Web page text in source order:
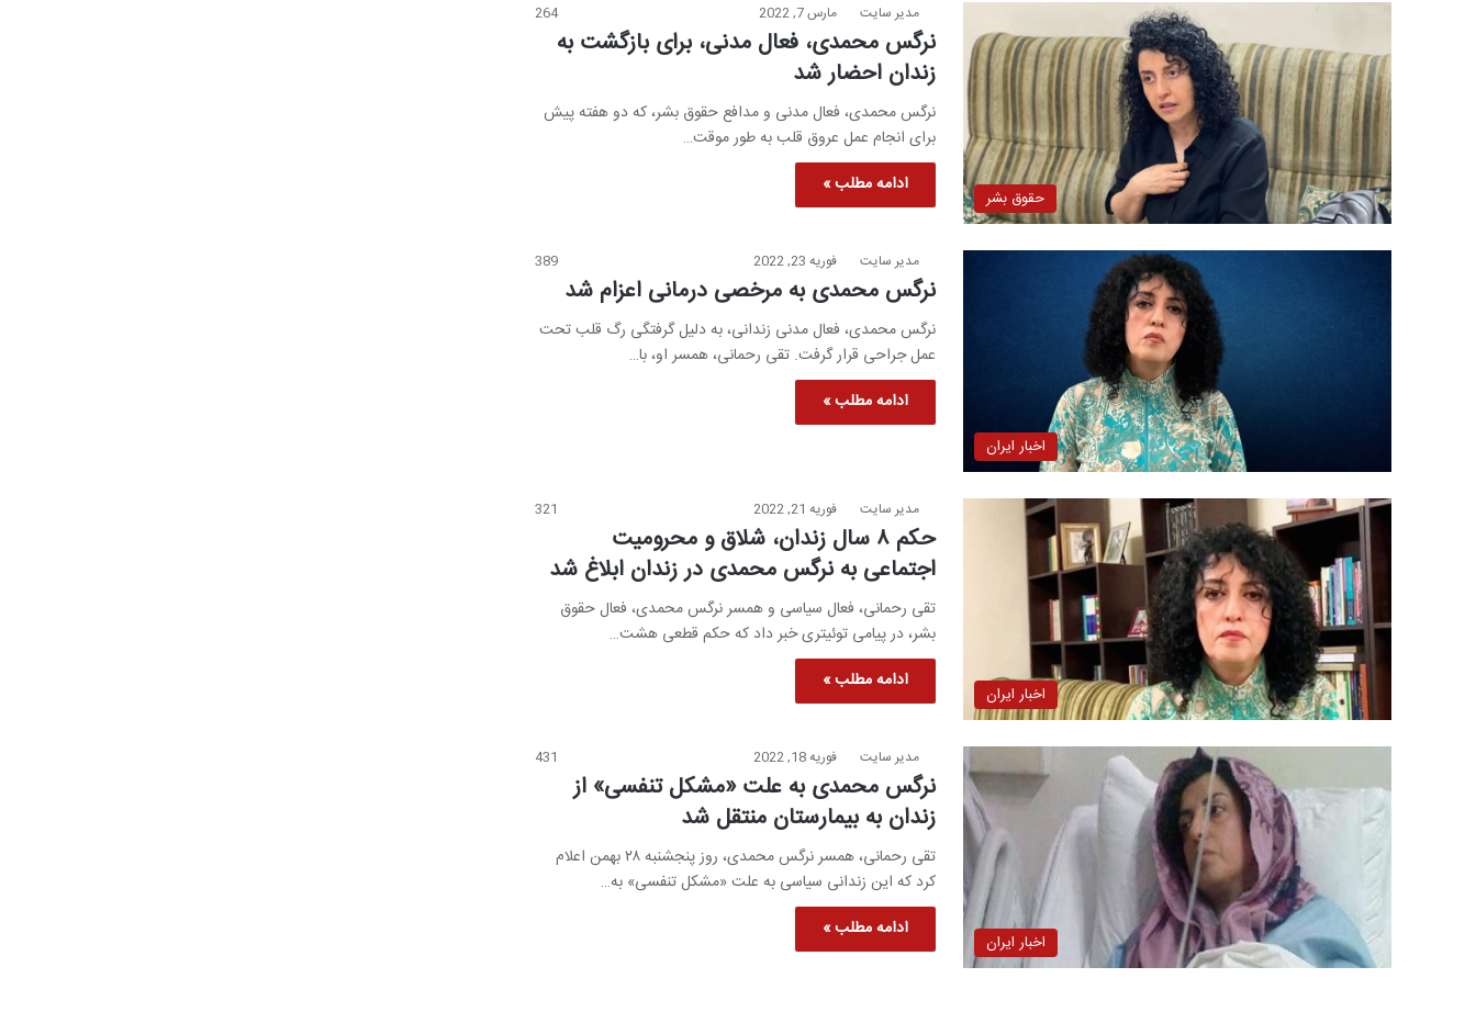
حقوق بشر
مدیر سایت مارس 7, 2022 264
نرگس محمدی، فعال مدنی، برای بازگشت به
زندان احضار شد
نرگس محمدی، فعال مدنی و مدافع حقوق بشر، که دو هفته پیش
برای انجام عمل عروق قلب به طور موقت…
ادامه مطلب »
اخبار ایران
مدیر سایت فوریه 23, 2022 389
نرگس محمدی به مرخصی درمانی اعزام شد
نرگس محمدی، فعال مدنی زندانی، به دلیل گرفتگی رگ قلب تحت
عمل جراحی قرار گرفت. تقی رحمانی، همسر او، با…
ادامه مطلب »
اخبار ایران
مدیر سایت فوریه 21, 2022 321
حکم ۸ سال زندان، شلاق و محرومیت
اجتماعی به نرگس محمدی در زندان ابلاغ شد
تقی رحمانی، فعال سیاسی و همسر نرگس محمدی، فعال حقوق
بشر، در پیامی توئیتری خبر داد که حکم قطعی هشت…
ادامه مطلب »
اخبار ایران
مدیر سایت فوریه 18, 2022 431
نرگس محمدی به علت «مشکل تنفسی» از
زندان به بیمارستان منتقل شد
تقی رحمانی، همسر نرگس محمدی، روز پنجشنبه ۲۸ بهمن اعلام
کرد که این زندانی سیاسی به علت «مشکل تنفسی» به…
ادامه مطلب »